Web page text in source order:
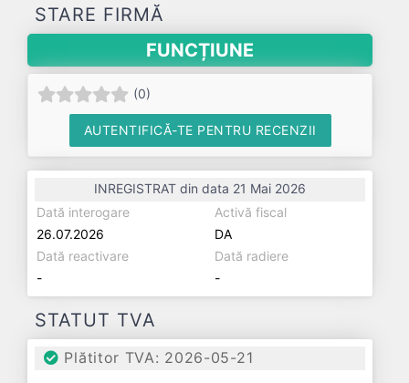
STARE FIRMĂ
FUNCȚIUNE
(0)
AUTENTIFICĂ-TE PENTRU RECENZII
INREGISTRAT din data 21 Mai 2026
Dată interogare
26.07.2026
Activă fiscal
DA
Dată reactivare
-
Dată radiere
-
STATUT TVA
Plătitor TVA: 2026-05-21